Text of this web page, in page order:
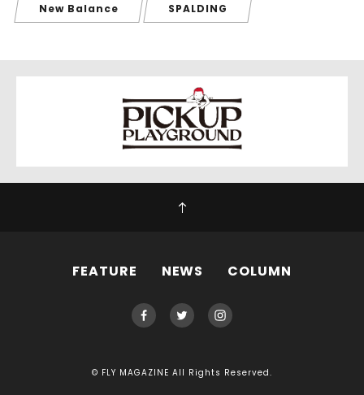
New Balance SPALDING
FEATURE NEWS COLUMN
© FLY MAGAZINE All Rights Reserved.